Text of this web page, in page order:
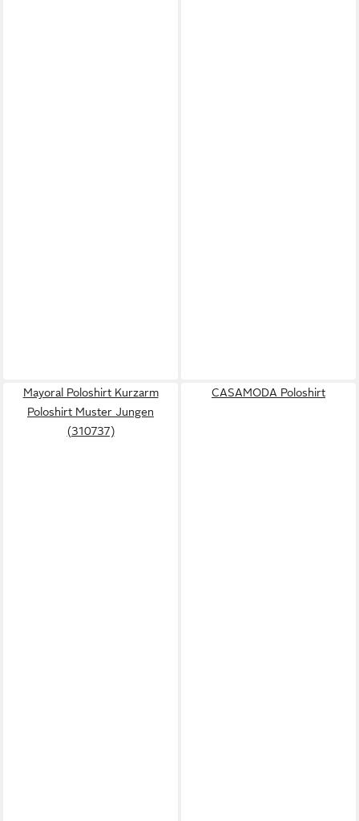
Mayoral Poloshirt Kurzarm
Poloshirt Muster Jungen
(310737)
CASAMODA Poloshirt